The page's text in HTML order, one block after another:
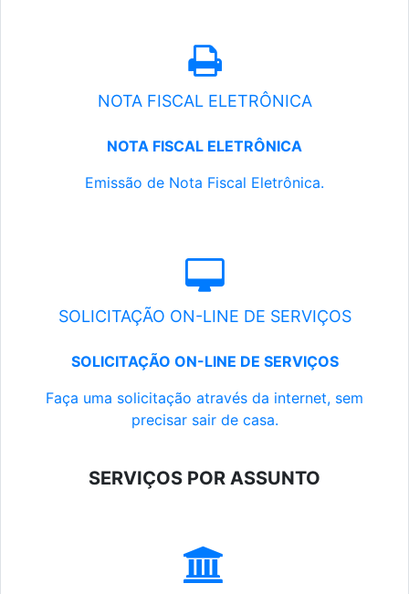
NOTA FISCAL ELETRÔNICA
NOTA FISCAL ELETRÔNICA
Emissão de Nota Fiscal Eletrônica.
SOLICITAÇÃO ON-LINE DE SERVIÇOS
SOLICITAÇÃO ON-LINE DE SERVIÇOS
Faça uma solicitação através da internet, sem
precisar sair de casa.
SERVIÇOS POR ASSUNTO